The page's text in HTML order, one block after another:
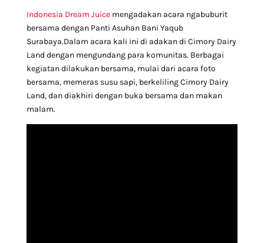
Indonesia Dream Juicemengadakan acara ngabuburit
bersama dengan Panti Asuhan Bani Yaqub
Surabaya.Dalam acara kali ini di adakan di Cimory Dairy
Land dengan mengundang para komunitas. Berbagai
kegiatan dilakukan bersama, mulai dari acara foto
bersama, memeras susu sapi, berkeliling Cimory Dairy
Land, dan diakhiri dengan buka bersama dan makan
malam.